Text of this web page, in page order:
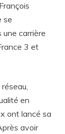
se
une carrière
3 et
en
ont lancé sa
avoir